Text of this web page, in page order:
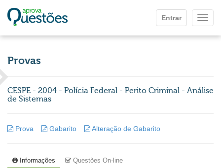
Entrar
Provas
CESPE - 2004 - Polícia Federal - Perito Criminal - Análise
de Sistemas
Prova Gabarito Alteração de Gabarito
Informações Questões On-line